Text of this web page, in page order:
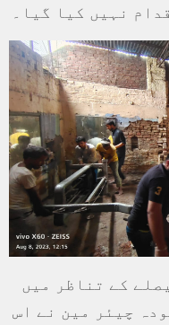
نہیں کیا گیا۔
کے تناظر میں
چیئر مین نے اس